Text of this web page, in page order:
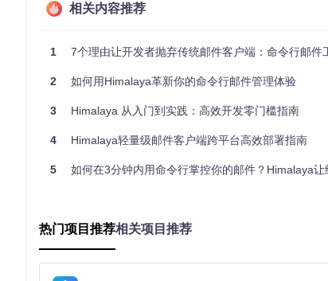
2. 军工级数据安全
内置的PGP加密功能确保敏感邮件内容不会被泄露，而
3. 轻量高效的性能表现
Rust语言的性能优势让Himalaya在处理大量邮件时依然
4. 可扩展的命令体系
了命令结构的一致性。
这款将简洁与强大完美融合的终端工具，正在改变开发
项目地址：https://gitcode.com/gh_mirrors/hi/himalaya
相关内容推荐
1 7个理由让开发者抛弃传统邮件客户端：命令行邮件
2 如何用Himalaya革新你的命令行邮件管理体验
3 Himalaya 从入门到实践：高效开发零门槛指南
4 Himalaya轻量级邮件客户端跨平台高效部署指南
5 如何在3分钟内用命令行掌控你的邮件？Himalaya让终端邮
热门项目推荐相关项目推荐